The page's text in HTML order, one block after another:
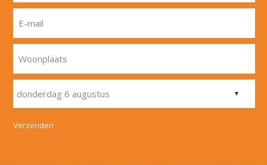
E-mail
Woonplaats
Verzenden